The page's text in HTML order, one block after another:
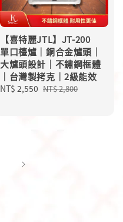
【喜特麗JTL】JT-200
單口檯爐｜銅合金爐頭｜
大爐頭設計｜不鏽鋼框體
｜台灣製拷克｜2級能效
Sale
NT$ 2,550 Regular
NT$ 2,800